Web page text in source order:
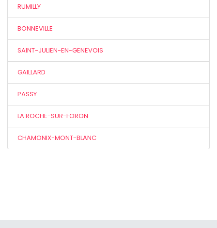
RUMILLY
BONNEVILLE
SAINT-JULIEN-EN-GENEVOIS
GAILLARD
PASSY
LA ROCHE-SUR-FORON
CHAMONIX-MONT-BLANC